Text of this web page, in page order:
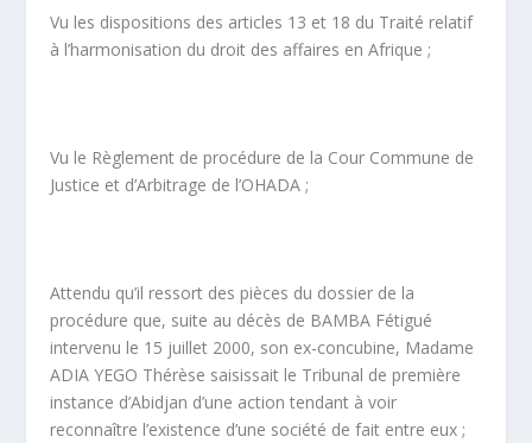
Vu les dispositions des articles 13 et 18 du Traité relatif
à l’harmonisation du droit des affaires en Afrique ;
Vu le Règlement de procédure de la Cour Commune de
Justice et d’Arbitrage de l’OHADA ;
Attendu qu’il ressort des pièces du dossier de la
procédure que, suite au décès de BAMBA Fétigué
intervenu le 15 juillet 2000, son ex-concubine, Madame
ADIA YEGO Thérèse saisissait le Tribunal de première
instance d’Abidjan d’une action tendant à voir
reconnaître l’existence d’une société de fait entre eux ;